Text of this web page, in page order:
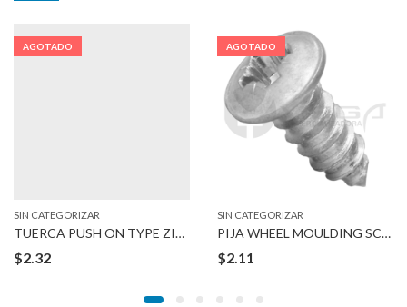
AGOTADO
SIN CATEGORIZAR
TUERCA PUSH ON TYPE ZINC 8-1.25 MM BOLT
$2.32
AGOTADO
SIN CATEGORIZAR
PIJA WHEEL MOULDING SCREWS
$2.11